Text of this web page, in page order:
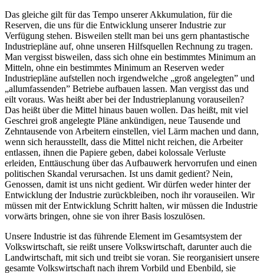
Das gleiche gilt für das Tempo unserer Akkumulation, für die
Reserven, die uns für die Entwicklung unserer Industrie zur
Verfügung stehen. Bisweilen stellt man bei uns gern phantastische
Industriepläne auf, ohne unseren Hilfsquellen Rechnung zu tragen.
Man vergisst bisweilen, dass sich ohne ein bestimmtes Minimum an
Mitteln, ohne ein bestimmtes Minimum an Reserven weder
Industriepläne aufstellen noch irgendwelche „groß angelegten” und
„allumfassenden” Betriebe aufbauen lassen. Man vergisst das und
eilt voraus. Was heißt aber bei der Industrieplanung vorauseilen?
Das heißt über die Mittel hinaus bauen wollen. Das heißt, mit viel
Geschrei groß angelegte Pläne ankündigen, neue Tausende und
Zehntausende von Arbeitern einstellen, viel Lärm machen und dann,
wenn sich herausstellt, dass die Mittel nicht reichen, die Arbeiter
entlassen, ihnen die Papiere geben, dabei kolossale Verluste
erleiden, Enttäuschung über das Aufbauwerk hervorrufen und einen
politischen Skandal verursachen. Ist uns damit gedient? Nein,
Genossen, damit ist uns nicht gedient. Wir dürfen weder hinter der
Entwicklung der Industrie zurückbleiben, noch ihr vorauseilen. Wir
müssen mit der Entwicklung Schritt halten, wir müssen die Industrie
vorwärts bringen, ohne sie von ihrer Basis loszulösen.
Unsere Industrie ist das führende Element im Gesamtsystem der
Volkswirtschaft, sie reißt unsere Volkswirtschaft, darunter auch die
Landwirtschaft, mit sich und treibt sie voran. Sie reorganisiert unsere
gesamte Volkswirtschaft nach ihrem Vorbild und Ebenbild, sie